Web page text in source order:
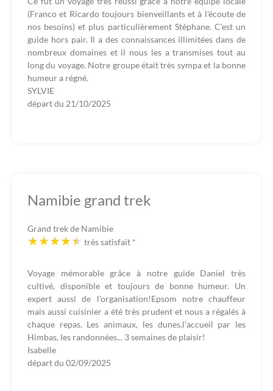
(Franco et Ricardo toujours bienveillants et à l'écoute de
nos besoins) et plus particulièrement Stéphane. C'est un
guide hors pair. Il a des connaissances illimitées dans de
nombreux domaines et il nous les a transmises tout au
long du voyage. Notre groupe était très sympa et la bonne
humeur a régné.
SYLVIE
départ du 21/10/2025
Namibie grand trek
Grand trek de Namibie
très satisfait *
Voyage mémorable grâce à notre guide Daniel très
cultivé, disponible et toujours de bonne humeur. Un
expert aussi de l'organisation!Epsom notre chauffeur
mais aussi cuisinier a été très prudent et nous a régalés à
chaque repas. Les animaux, les dunes,l'accueil par les
Himbas, les randonnées... 3 semaines de plaisir!
Isabelle
départ du 02/09/2025